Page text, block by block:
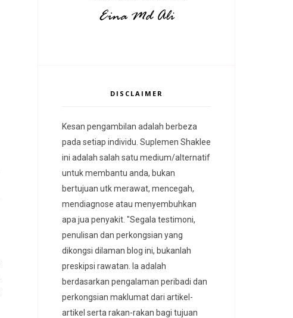
DISCLAIMER
Kesan pengambilan adalah berbeza
pada setiap individu. Suplemen Shaklee
ini adalah salah satu medium/alternatif
untuk membantu anda, bukan
bertujuan utk merawat, mencegah,
mendiagnose atau menyembuhkan
apa jua penyakit. "Segala testimoni,
penulisan dan perkongsian yang
dikongsi dilaman blog ini, bukanlah
preskipsi rawatan. Ia adalah
berdasarkan pengalaman peribadi dan
perkongsian maklumat dari artikel-
artikel serta rakan-rakan bagi tujuan